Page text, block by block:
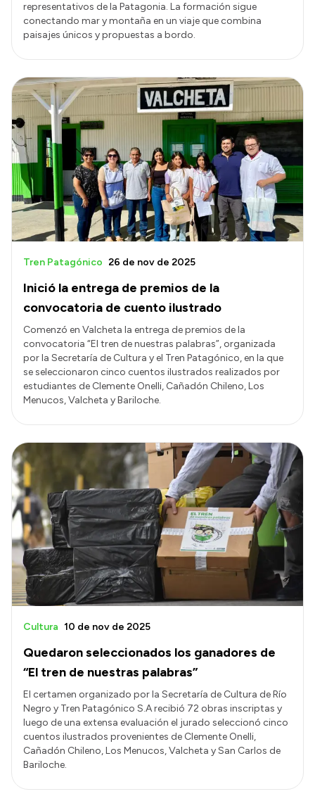
Consulta de expedientes
Consulta de pago a proveedores
Intranet
Login
representativos de la Patagonia. La formación sigue
conectando mar y montaña en un viaje que combina
paisajes únicos y propuestas a bordo.
Inició la entrega de premios de la
convocatoria de cuento ilustrado
Tren Patagónico 26 de nov de 2025
Comenzó en Valcheta la entrega de premios de la
convocatoria “El tren de nuestras palabras”, organizada
por la Secretaría de Cultura y el Tren Patagónico, en la que
se seleccionaron cinco cuentos ilustrados realizados por
estudiantes de Clemente Onelli, Cañadón Chileno, Los
Menucos, Valcheta y Bariloche.
Quedaron seleccionados los ganadores de
“El tren de nuestras palabras”
Cultura 10 de nov de 2025
El certamen organizado por la Secretaría de Cultura de Río
Negro y Tren Patagónico S.A recibió 72 obras inscriptas y
luego de una extensa evaluación el jurado seleccionó cinco
cuentos ilustrados provenientes de Clemente Onelli,
Cañadón Chileno, Los Menucos, Valcheta y San Carlos de
Bariloche.